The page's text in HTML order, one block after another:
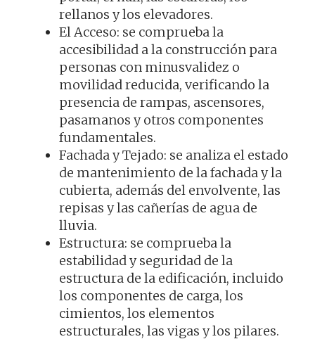
rellanos y los elevadores.
El Acceso: se comprueba la
accesibilidad a la construcción para
personas con minusvalidez o
movilidad reducida, verificando la
presencia de rampas, ascensores,
pasamanos y otros componentes
fundamentales.
Fachada y Tejado: se analiza el estado
de mantenimiento de la fachada y la
cubierta, además del envolvente, las
repisas y las cañerías de agua de
lluvia.
Estructura: se comprueba la
estabilidad y seguridad de la
estructura de la edificación, incluido
los componentes de carga, los
cimientos, los elementos
estructurales, las vigas y los pilares.